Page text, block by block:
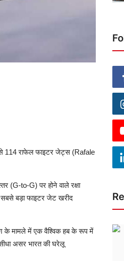
से 114 राफेल फाइटर जेट्स (Rafale
(G-to-G) पर होने वाले रक्षा
बड़ा फाइटर जेट खरीद
के मामले में एक वैश्विक हब के रूप में
असर भारत की घरेलू